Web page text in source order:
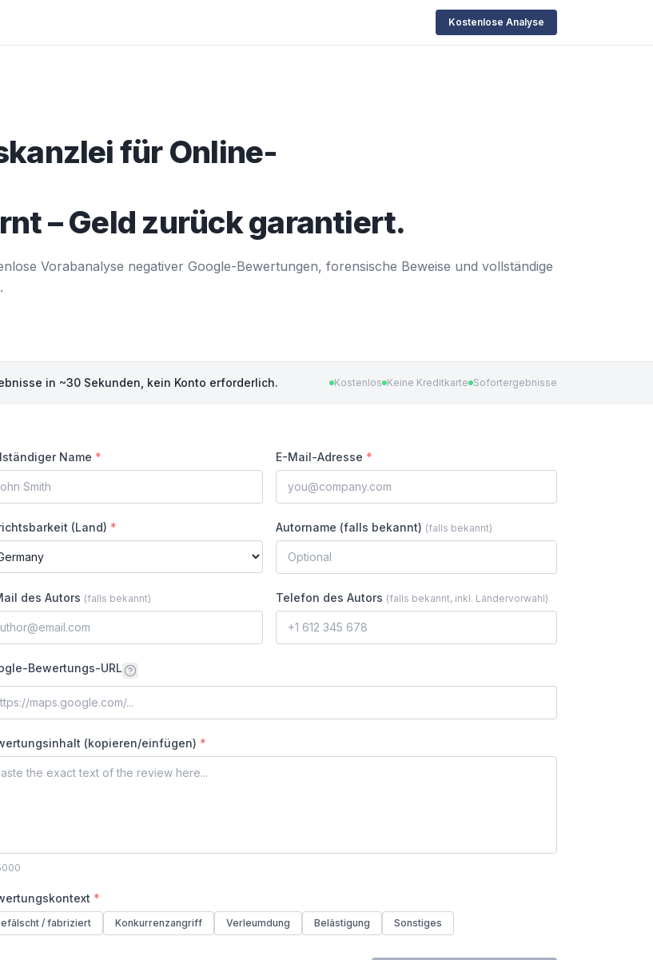
Kostenlose Analyse
für Online-
– Geld zurück garantiert.
Vorabanalyse negativer Google-Bewertungen, forensische Beweise und vollständige
in ~30 Sekunden, kein Konto erforderlich. Kostenlos Keine Kreditkarte Sofortergebnisse
Name * E-Mail-Adresse *
(Land) * Autorname (falls bekannt) (falls bekannt)
des Autors (falls bekannt) Telefon des Autors (falls bekannt, inkl. Ländervorwahl)
Bewertungs-URL
(kopieren/einfügen) *
*
/ fabriziert Konkurrenzangriff Verleumdung Belästigung Sonstiges